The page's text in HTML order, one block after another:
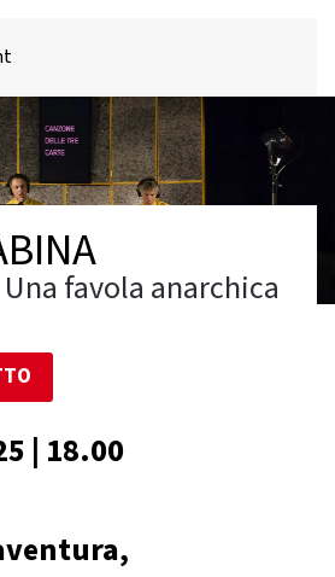
favola anarchica
| 18.00